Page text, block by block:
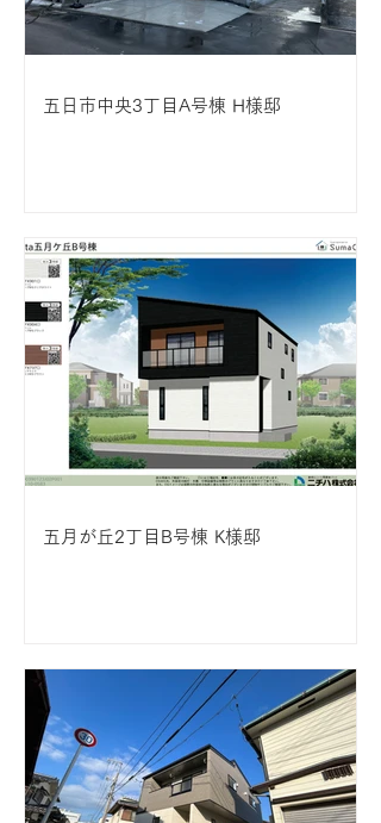
五日市中央3丁目A号棟 H様邸
五月が丘2丁目B号棟 K様邸